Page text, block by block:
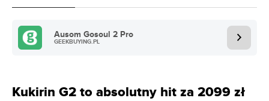
Ausom Gosoul 2 Pro
GEEKBUYING.PL
Kukirin G2 to absolutny hit za 2099 zł